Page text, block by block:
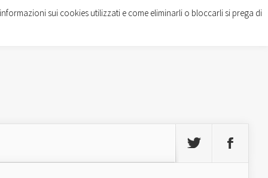
sui cookies utilizzati e come eliminarli o bloccarli si prega di